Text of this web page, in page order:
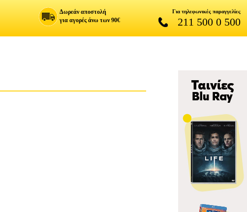
Δωρεάν αποστολή
για αγορές άνω των 90€
Για τηλεφωνικές παραγγελίες
211 500 0 500